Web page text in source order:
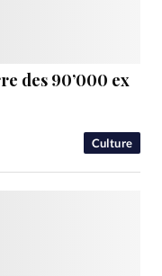
Culture
des 90’000 ex